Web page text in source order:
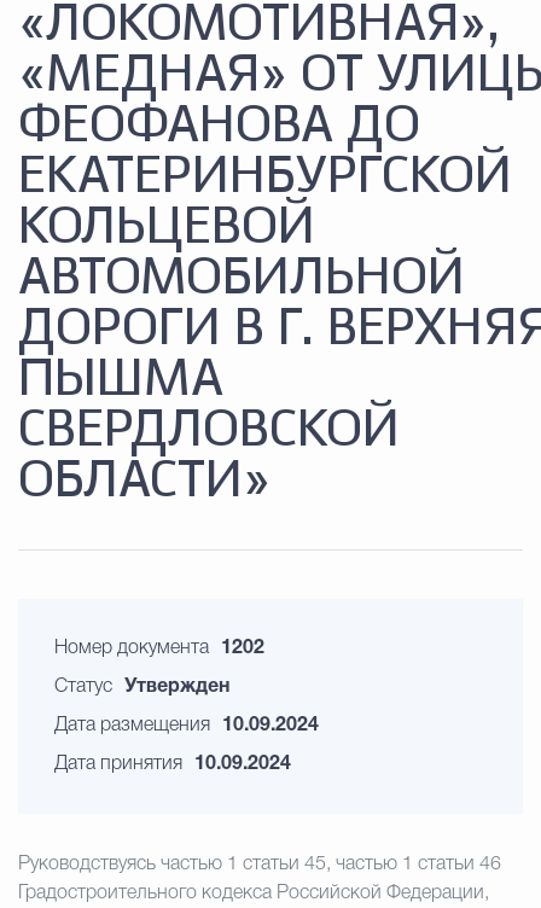
«ЛОКОМОТИВНАЯ»,
«МЕДНАЯ» ОТ
ФЕОФАНОВА ДО
ЕКАТЕРИНБУРГСКОЙ
КОЛЬЦЕВОЙ
АВТОМОБИЛЬНОЙ
ДОРОГИ В Г.
ПЫШМА
СВЕРДЛОВСКОЙ
ОБЛАСТИ»
Номер документа 1202
Статус Утвержден
Дата размещения 10.09.2024
Дата принятия 10.09.2024
Руководствуясь частью 1 статьи 45, частью 1 статьи 46
Градостроительного кодекса Российской Федерации,